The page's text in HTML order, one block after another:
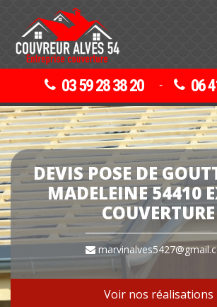
03 59 28 38 20 - 06
DEVIS POSE DE
MADELEINE 54410
COUVERTURE
Voir nos réalisations